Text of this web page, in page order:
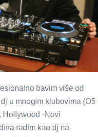
bavim više od
u mnogim klubovima (O5
Hollywood -Novi
radim kao dj na